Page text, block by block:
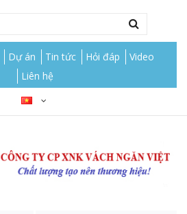
Dự án Tin tức Hỏi đáp
Video
Liên hệ